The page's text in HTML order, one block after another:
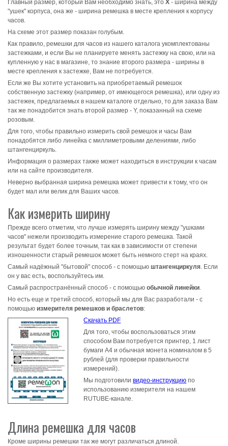
Главный размер, который Вам необходимо знать, это Х - ширина между
"ушек" корпуса, она же - ширина ремешка в месте крепления к корпусу
часов.
На схеме этот размер показан голубым.
Как правило, ремешки для часов из нашего каталога укомплектованы
застежками, и если Вы не планируете менять застежку на свою, или на
купленную у нас в магазине, то знание второго размера - ширины в
месте крепления к застежке, Вам не потребуется.
Если же Вы хотите установить на приобретаемый ремешок
собственную застежку (например, от имеющегося ремешка), или одну из
застежек, предлагаемых в нашем каталоге отдельно, то для заказа Вам
так же понадобится знать второй размер - Y, показанный на схеме
розовым.
Для того, чтобы правильно измерить свой ремешок и часы Вам
понадобятся либо линейка с миллиметровыми делениями, либо
штангенциркуль.
Информация о размерах также может находиться в инструкции к часам
или на сайте производителя.
Неверно выбранная ширина ремешка может привести к тому, что он
будет мал или велик для Ваших часов.
Как измерить ширину
Прежде всего отметим, что лучше измерять ширину между "ушками
часов" нежели производить измерение старого ремешка. Такой
результат будет более точным, так как в зависимости от степени
изношенности старый ремешок может быть немного стерт на краях.
Самый надёжный "бытовой" способ - с помощью штангенциркуля. Если
он у вас есть, воспользуйтесь им.
Самый распространённый способ - с помощью обычной линейки.
Но есть еще и третий способ, который мы для Вас разработали - с
помощью измерителя ремешков и браслетов:
Скачать PDF
Для того, чтобы воспользоваться этим
способом Вам потребуется принтер, 1 лист
бумаги А4 и обычная монета номиналом в 5
рублей (для проверки правильности
измерений).
Мы подготовиливидео-инструкцию по
использованию измерителя на нашем
RUTUBE-канале.
Длина ремешка для часов
Кроме ширины ремешки так же могут различаться длиной.